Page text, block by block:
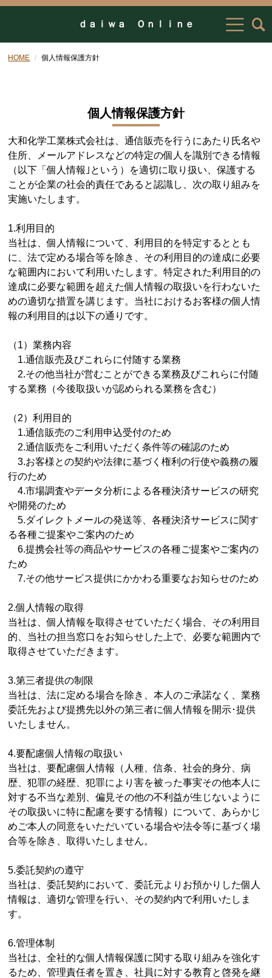
ｄａｉｗａ Ｏｎｌｉｎｅ
HOME 個人情報保護方針
個人情報保護方針
大和化学工業株式会社は、通信販売を行うにあたり氏名や
住所、メールアドレスなどの特定の個人を識別できる情報
（以下「個人情報｣という）を適切に取り扱い、保護する
ことが企業の社会的責任であると認識し、次の取り組みを
実施いたします。
1.利用目的
当社は、個人情報について、利用目的を特定するととも
に、法で定める場合等を除き、その利用目的の達成に必要
な範囲内において利用いたします。特定された利用目的の
達成に必要な範囲を超えた個人情報の取扱いを行わないた
めの適切な措置を講じます。当社におけるお客様の個人情
報の利用目的は以下の通りです。
（1）業務内容
1.通信販売及びこれらに付随する業務
2.その他当社が営むことができる業務及びこれらに付随
する業務（今後取扱いが認められる業務を含む）
（2）利用目的
1.通信販売のご利用申込受付のため
2.通信販売をご利用いただく条件等の確認のため
3.お客様との契約や法律に基づく権利の行使や義務の履
行のため
4.市場調査やデータ分析による各種決済サービスの研究
や開発のため
5.ダイレクトメールの発送等、各種決済サービスに関す
る各種ご提案やご案内のため
6.提携会社等の商品やサービスの各種ご提案やご案内の
ため
7.その他サービス提供にかかわる重要なお知らせのため
2.個人情報の取得
当社は、個人情報を取得させていただく場合、その利用目
的、当社の担当窓口をお知らせした上で、必要な範囲内で
取得させていただきます。
3.第三者提供の制限
当社は、法に定める場合を除き、本人のご承諾なく、業務
委託先および提携先以外の第三者に個人情報を開示･提供
いたしません。
4.要配慮個人情報の取扱い
当社は、要配慮個人情報（人種、信条、社会的身分、病
歴、犯罪の経歴、犯罪により害を被った事実その他本人に
対する不当な差別、偏見その他の不利益が生じないように
その取扱いに特に配慮を要する情報）について、あらかじ
めご本人の同意をいただいている場合や法令等に基づく場
合等を除き、取得いたしません。
5.委託契約の遵守
当社は、委託契約において、委託元よりお預かりした個人
情報は、適切な管理を行い、その契約内で利用いたしま
す。
6.管理体制
当社は、全社的な個人情報保護に関する取り組みを強化す
るため、管理責任者を置き、社員に対する教育と啓発を継